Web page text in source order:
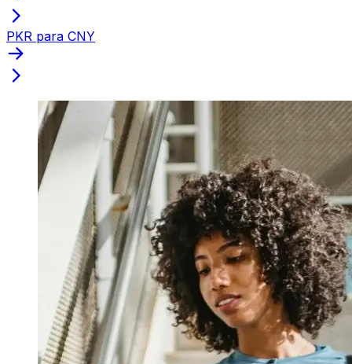
PKR para CNY